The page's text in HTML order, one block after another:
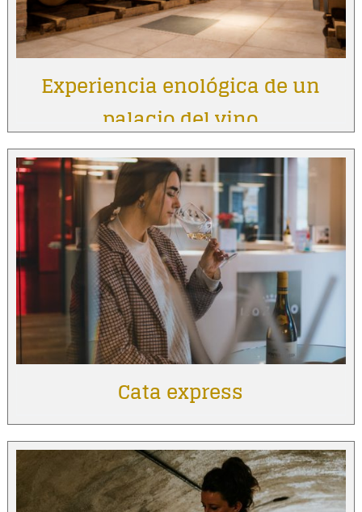
Experiencia enológica de un
palacio del vino
Cata express